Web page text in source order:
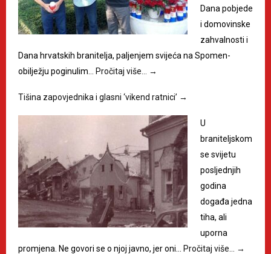
Dana pobjede
i domovinske
zahvalnosti i
Dana hrvatskih branitelja, paljenjem svijeća na Spomen-
obilježju poginulim…
Pročitaj više… →
Tišina zapovjednika i glasni ‘vikend ratnici’ →
U
braniteljskom
se svijetu
posljednjih
godina
događa jedna
tiha, ali
uporna
promjena. Ne govori se o njoj javno, jer oni…
Pročitaj više… →